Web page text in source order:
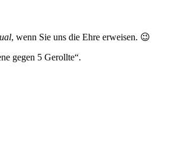
, wenn Sie uns die Ehre erweisen. 😉
gegen 5 Gerollte“.